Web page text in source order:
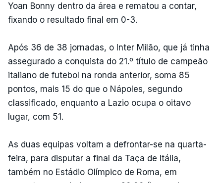
Yoan Bonny dentro da área e rematou a contar,
fixando o resultado final em 0-3.
Após 36 de 38 jornadas, o Inter Milão, que já tinha
assegurado a conquista do 21.º título de campeão
italiano de futebol na ronda anterior, soma 85
pontos, mais 15 do que o Nápoles, segundo
classificado, enquanto a Lazio ocupa o oitavo
lugar, com 51.
As duas equipas voltam a defrontar-se na quarta-
feira, para disputar a final da Taça de Itália,
também no Estádio Olímpico de Roma, em